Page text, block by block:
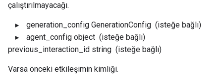
çalıştırılmayacağı.
generation_config GenerationConfig (isteğe bağlı)
agent_config object (isteğe bağlı)
previous_interaction_id string (isteğe bağlı)
Varsa önceki etkileşimin kimliği.